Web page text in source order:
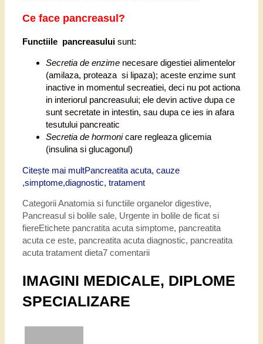
Ce face pancreasul?
Functiile pancreasului sunt:
Secretia de enzime necesare digestiei alimentelor
(amilaza, proteaza si lipaza); aceste enzime sunt
inactive in momentul secreatiei, deci nu pot actiona
in interiorul pancreasului; ele devin active dupa ce
sunt secretate in intestin, sau dupa ce ies in afara
tesutului pancreatic
Secretia de hormonicare regleaza glicemia
(insulina si glucagonul)
Citește mai multPancreatita acuta, cauze
,simptome,diagnostic, tratament
CategoriiAnatomia si functiile organelor digestive,
Pancreasul si bolile sale, Urgente in bolile de ficat si
fiereEtichete pancratita acuta simptome, pancreatita
acuta ce este, pancreatita acuta diagnostic, pancreatita
acuta tratament dieta7 comentarii
IMAGINI MEDICALE, DIPLOME
SPECIALIZARE